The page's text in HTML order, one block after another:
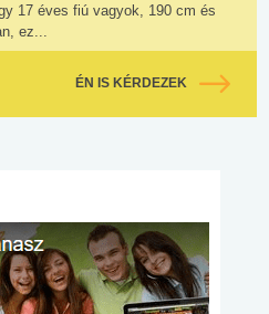
17 éves fiú vagyok, 190 cm és
ez...
ÉN IS KÉRDEZEK